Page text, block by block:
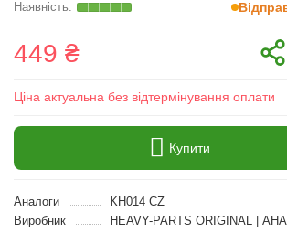
449 ₴
Ціна актуальна без відтермінування оплати
Купити
Аналоги
KH014 CZ
Виробник
HEAVY-PARTS ORIGINAL |